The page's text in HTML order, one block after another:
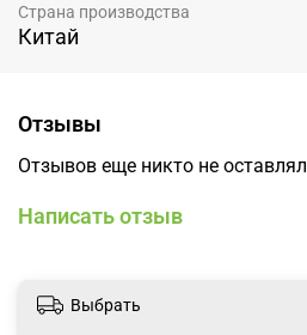
Страна производства
Китай
Отзывы
Отзывов еще никто не оставлял
Написать отзыв
Выбрать